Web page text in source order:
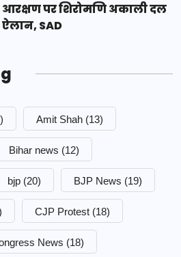
आरक्षण पर शिरोमणि अकाली दल
ऐलान, SAD
Amit Shah (13)
Bihar news (12)
bjp (20) BJP News (19)
CJP Protest (18)
News (18)